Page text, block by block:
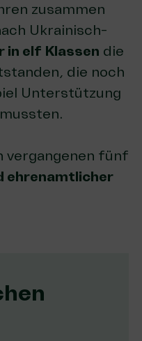
zusammen
Ukrainisch-
in elf Klassen die
die noch
Unterstützung
vergangenen fünf
ehrenamtlicher